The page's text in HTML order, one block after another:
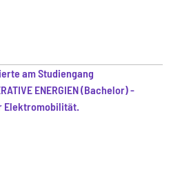
am Studiengang
ENERGIEN (Bachelor) -
Elektromobilität.